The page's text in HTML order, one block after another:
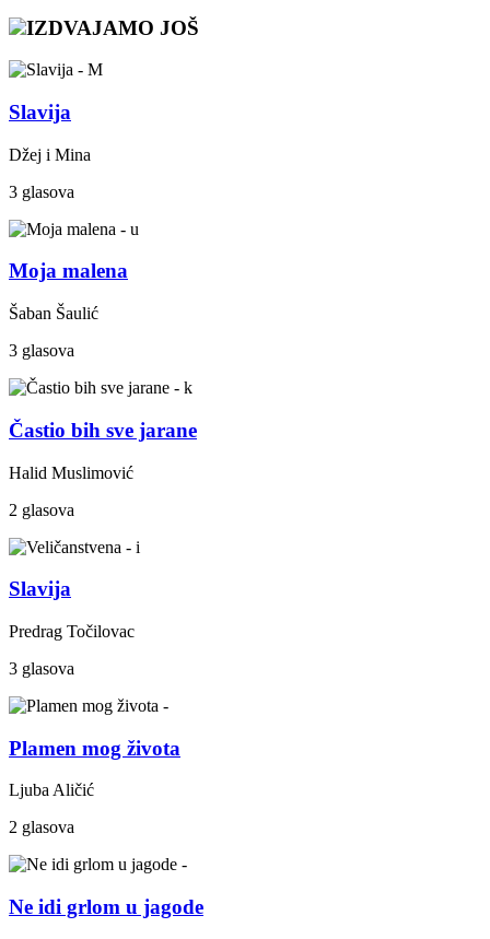
IZDVAJAMO JOŠ
Slavija
Džej i Mina
3 glasova
Moja malena
Šaban Šaulić
3 glasova
Častio bih sve jarane
Halid Muslimović
2 glasova
Slavija
Predrag Točilovac
3 glasova
Plamen mog života
Ljuba Aličić
2 glasova
Ne idi grlom u jagode